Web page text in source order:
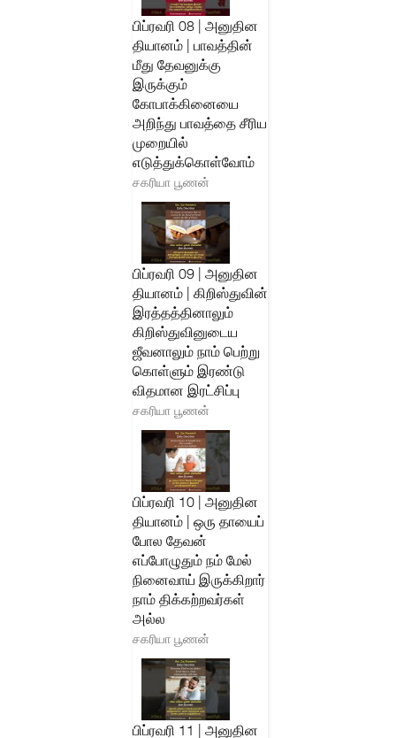
பிப்ரவரி 08 | அனுதின
தியானம் | பாவத்தின்
மீது தேவனுக்கு
இருக்கும்
கோபாக்கினையை
அறிந்து பாவத்தை சீரிய
முறையில்
எடுத்துக்கொள்வோம்
சகரியா பூணன்
பிப்ரவரி 09 | அனுதின
தியானம் | கிறிஸ்துவின்
இரத்தத்தினாலும்
கிறிஸ்துவினுடைய
ஜீவனாலும் நாம் பெற்று
கொள்ளும் இரண்டு
விதமான இரட்சிப்பு
சகரியா பூணன்
பிப்ரவரி 10 | அனுதின
தியானம் | ஒரு தாயைப்
போல தேவன்
எப்போழுதும் நம் மேல்
நினைவாய் இருக்கிறார்
நாம் திக்கற்றவர்கள்
அல்ல
சகரியா பூணன்
பிப்ரவரி 11 | அனுதின